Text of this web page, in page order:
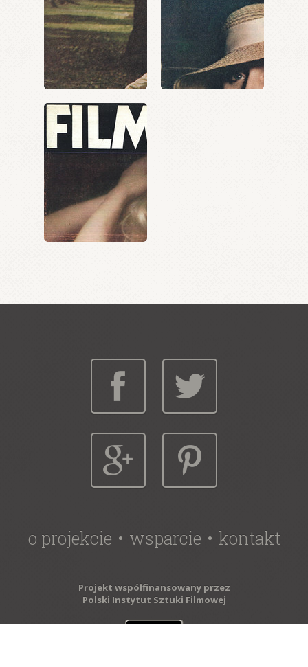
o projekcie wsparcie kontakt
Projekt współfinansowany przez